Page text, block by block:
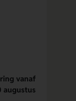
vanaf
augustus